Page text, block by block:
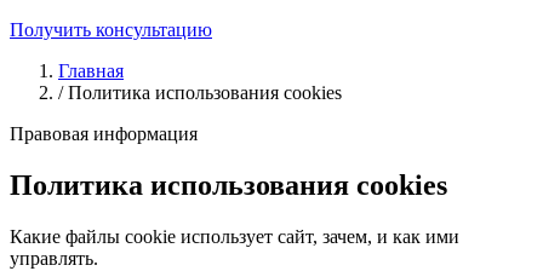
Получить консультацию
Главная
/ Политика использования cookies
Правовая информация
Политика использования cookies
Какие файлы cookie использует сайт, зачем, и как ими
управлять.